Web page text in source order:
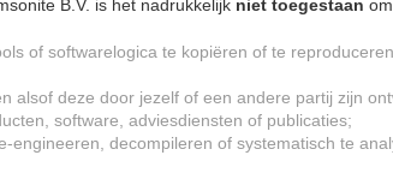
B.V. is het nadrukkelijk niet toegestaan
of softwarelogica te kopiëren of te
alsof deze door jezelf of een andere partij zijn
software, adviesdiensten of publicaties;
engineeren, decompileren of systematisch te